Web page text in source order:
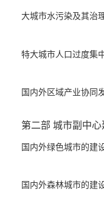
大城市水污染及其治
特大城市人口过度集
国内外区域产业协同
第二部 城市副中
国内外绿色城市的建
国内外森林城市的建